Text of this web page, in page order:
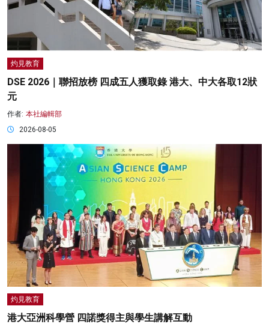
灼見教育
DSE 2026｜聯招放榜 四成五人獲取錄 港大、中大各取12狀
元
作者: 本社編輯部
2026-08-05
灼見教育
港大亞洲科學營 四諾獎得主與學生講解互動